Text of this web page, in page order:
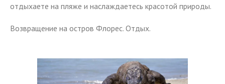
отдыхаете на пляже и наслаждаетесь красотой природы.
Возвращение на остров Флорес. Отдых.